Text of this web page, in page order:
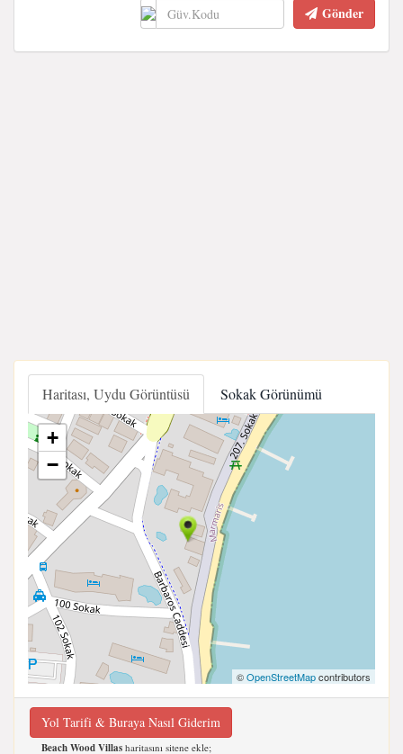
Gönder
Haritası, Uydu Görüntüsü Sokak Görünümü
+
−
©OpenStreetMapcontributors
Yol Tarifi & Buraya Nasıl Giderim
Beach Wood Villas haritasını sitene ekle;